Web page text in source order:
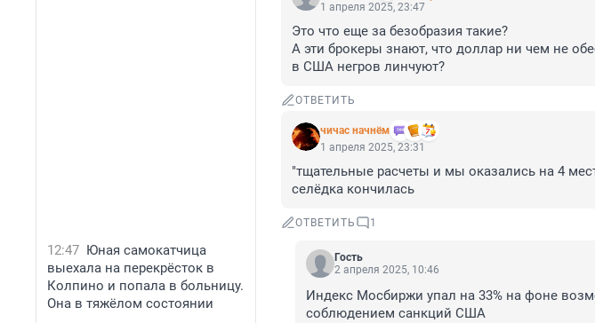
12:47 Юная самокатчица
выехала на перекрёсток в
Колпино и попала в больницу.
Она в тяжёлом состоянии
1 апреля 2025, 23:47
Это что еще за безобразия такие?
А эти брокеры знают, что доллар ни чем не
в США негров линчуют?
ОТВЕТИТЬ
чичас начнём
1 апреля 2025, 23:31
"тщательные расчеты и мы оказались на 4
селёдка кончилась
ОТВЕТИТЬ 1
Гость
2 апреля 2025, 10:46
Индекс Мосбиржи упал на 33% на фоне
соблюдением санкций США